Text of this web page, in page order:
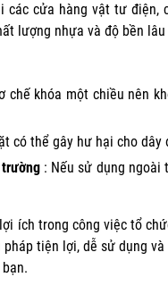
cửa hàng vật tư điện,
lượng nhựa và độ bền lâu
chế khóa một chiều nên
có thể gây hư hại cho
: Nếu sử dụng ngoài
ích trong công việc tổ
tiện lợi, dễ sử dụng